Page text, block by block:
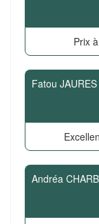
Prix
Fatou JAURES
Andréa